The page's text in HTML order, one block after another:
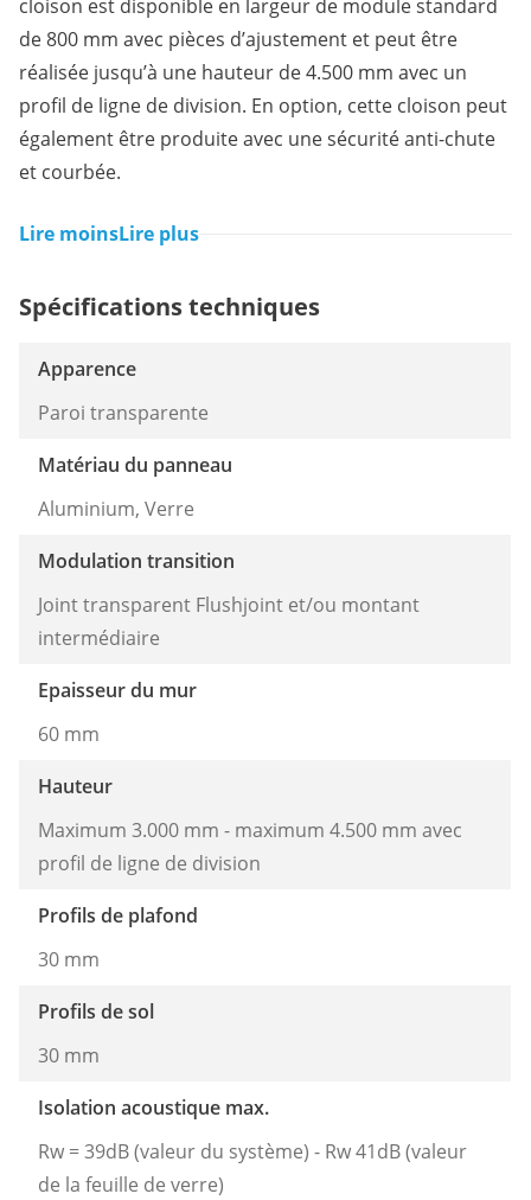
cloison est disponible en largeur de module standard
de 800 mm avec pièces d’ajustement et peut être
réalisée jusqu’à une hauteur de 4.500 mm avec un
profil de ligne de division. En option, cette cloison peut
également être produite avec une sécurité anti-chute
et courbée.
Lire moinsLire plus
Spécifications techniques
Apparence
Paroi transparente
Matériau du panneau
Aluminium, Verre
Modulation transition
Joint transparent Flushjoint et/ou montant
intermédiaire
Epaisseur du mur
60 mm
Hauteur
Maximum 3.000 mm - maximum 4.500 mm avec
profil de ligne de division
Profils de plafond
30 mm
Profils de sol
30 mm
Isolation acoustique max.
Rw = 39dB (valeur du système) - Rw 41dB (valeur
de la feuille de verre)